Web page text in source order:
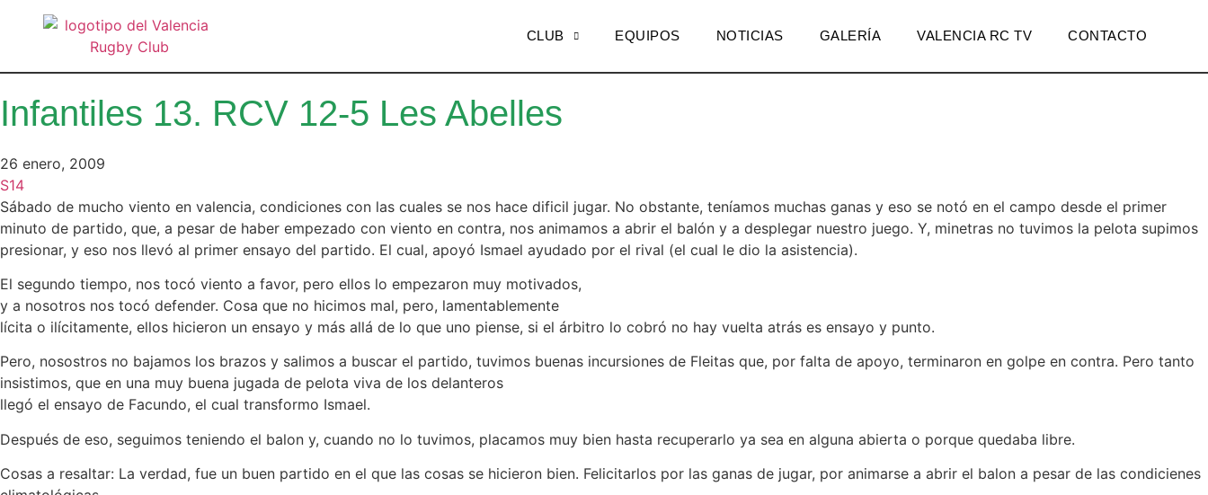
CLUB EQUIPOS NOTICIAS GALERÍA VALENCIA RC TV CONTACTO
Infantiles 13. RCV 12-5 Les Abelles
26 enero, 2009
S14
Sábado de mucho viento en valencia, condiciones con las cuales se nos hace dificil jugar. No obstante, teníamos muchas ganas y eso se notó en el campo desde el primer
minuto de partido, que, a pesar de haber empezado con viento en contra, nos animamos a abrir el balón y a desplegar nuestro juego. Y, minetras no tuvimos la pelota supimos
presionar, y eso nos llevó al primer ensayo del partido. El cual, apoyó Ismael ayudado por el rival (el cual le dio la asistencia).
El segundo tiempo, nos tocó viento a favor, pero ellos lo empezaron muy motivados,
y a nosotros nos tocó defender. Cosa que no hicimos mal, pero, lamentablemente
lícita o ilícitamente, ellos hicieron un ensayo y más allá de lo que uno piense, si el árbitro lo cobró no hay vuelta atrás es ensayo y punto.
Pero, nosostros no bajamos los brazos y salimos a buscar el partido, tuvimos buenas incursiones de Fleitas que, por falta de apoyo, terminaron en golpe en contra. Pero tanto
insistimos, que en una muy buena jugada de pelota viva de los delanteros
llegó el ensayo de Facundo, el cual transformo Ismael.
Después de eso, seguimos teniendo el balon y, cuando no lo tuvimos, placamos muy bien hasta recuperarlo ya sea en alguna abierta o porque quedaba libre.
Cosas a resaltar: La verdad, fue un buen partido en el que las cosas se hicieron bien. Felicitarlos por las ganas de jugar, por animarse a abrir el balon a pesar de las condicienes